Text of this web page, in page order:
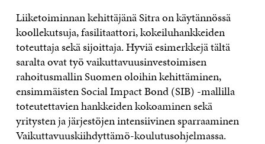
Liiketoiminnan kehittäjänä Sitra on käytännössä
koollekutsuja, fasilitaattori, kokeiluhankkeiden
toteuttaja sekä sijoittaja. Hyviä esimerkkejä tältä
saralta ovat työ vaikuttavuusinvestoimisen
rahoitusmallin Suomen oloihin kehittäminen,
ensimmäisten Social Impact Bond (SIB) -mallilla
toteutettavien hankkeiden kokoaminen sekä
yritysten ja järjestöjen intensiivinen sparraaminen
Vaikuttavuuskiihdyttämö-koulutusohjelmassa.